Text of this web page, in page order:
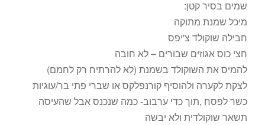
שמים בסיר קטן:
מיכל שמנת מתוקה
חבילה שוקולד צ'יפס
חצי כוס אגוזים שבורים – לא חובה
להמיס את השוקולד בשמנת (לא להרתיח רק לחמם)
לצקת לקערה ולהוסיף קורנפלקס או שברי פתי בר/עוגיות
כשר לפסח ,תוך כדי ערבוב- כמה שנכנס אבל שהעיסה
תשאר שוקולדית ולא יבשה